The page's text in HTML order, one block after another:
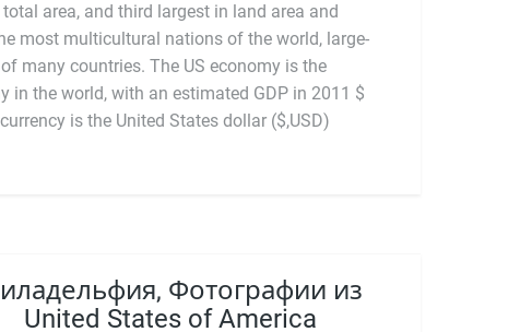
area, and third largest in land area and
most multicultural nations of the world, large-
many countries. The US economy is the
official currency is the United States dollar ($,USD)
Фотографии из
United States of America